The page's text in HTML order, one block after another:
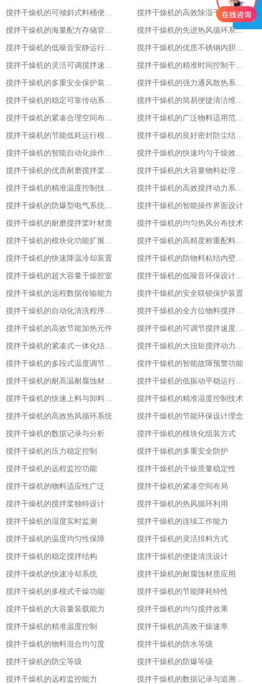
搅拌干燥机的可倾斜式料桶便利设计亮点
搅拌干燥机的高效除湿干燥技术应用
搅拌干燥机的海量配方存储管理能力
搅拌干燥机的先进热风循环系统设计
搅拌干燥机的低噪音安静运行表现特色
搅拌干燥机的优质不锈钢内胆材质优势
搅拌干燥机的灵活可调搅拌速度功能
搅拌干燥机的精准时间控制干燥策略
搅拌干燥机的多重安全保护装置配置
搅拌干燥机的强力通风散热系统功能
搅拌干燥机的稳定可靠传动系统性能
搅拌干燥机的简易便捷清洁维护方式
搅拌干燥机的紧凑合理空间布局设计
搅拌干燥机的广泛物料适用范围表现
搅拌干燥机的节能低耗运行模式特点
搅拌干燥机的良好密封防尘结构设计
搅拌干燥机的智能自动化操作流程设计
搅拌干燥机的快速均匀干燥效果呈现
搅拌干燥机的优质耐磨搅拌桨叶材质
搅拌干燥机的大容量物料处理能力优势
搅拌干燥机的精准温度控制技术亮点
搅拌干燥机的高效搅拌动力系统特性
搅拌干燥机的防爆型电气系统配置
搅拌干燥机的智能操作界面设计
搅拌干燥机的耐磨搅拌桨叶材质
搅拌干燥机的均匀热风分布技术
搅拌干燥机的模块化功能扩展设计
搅拌干燥机的高精度称重配料系统
搅拌干燥机的快速降温冷却装置
搅拌干燥机的防物料粘结内壁处理
搅拌干燥机的超大容量干燥腔室
搅拌干燥机的低噪音环保设计理念
搅拌干燥机的远程数据传输能力
搅拌干燥机的安全联锁保护装置
搅拌干燥机的自动化清洗程序设置
搅拌干燥机的全方位物料搅拌效果
搅拌干燥机的高效节能加热元件
搅拌干燥机的可调节搅拌速度功能
搅拌干燥机的紧凑式一体化结构布局
搅拌干燥机的大扭矩搅拌动力输出
搅拌干燥机的多段式温度调节模式
搅拌干燥机的智能故障预警功能
搅拌干燥机的耐高温耐腐蚀材质选用
搅拌干燥机的低振动平稳运行特性
搅拌干燥机的快速上料与卸料设计
搅拌干燥机的精准湿度控制技术
搅拌干燥机的高效热风循环系统
搅拌干燥机的节能环保设计理念
搅拌干燥机的数据记录与分析
搅拌干燥机的模块化组装方式
搅拌干燥机的压力稳定控制
搅拌干燥机的多重安全防护
搅拌干燥机的远程监控功能
搅拌干燥机的干燥质量稳定性
搅拌干燥机的物料适应性广泛
搅拌干燥机的紧凑空间布局
搅拌干燥机的搅拌桨独特设计
搅拌干燥机的热风循环利用
搅拌干燥机的湿度实时监测
搅拌干燥机的连续工作能力
搅拌干燥机的温度均匀性保障
搅拌干燥机的灵活排料方式
搅拌干燥机的稳定搅拌结构
搅拌干燥机的便捷清洗设计
搅拌干燥机的快速冷却系统
搅拌干燥机的耐腐蚀材质应用
搅拌干燥机的多模式干燥功能
搅拌干燥机的节能降耗特性
搅拌干燥机的大容量装载能力
搅拌干燥机的均匀搅拌效果
搅拌干燥机的精准温度控制
搅拌干燥机的高效干燥速率
搅拌干燥机的物料混合均匀度
搅拌干燥机的防水等级
搅拌干燥机的防尘等级
搅拌干燥机的防爆等级
搅拌干燥机的远程监控能力
搅拌干燥机的数据记录与追溯功能